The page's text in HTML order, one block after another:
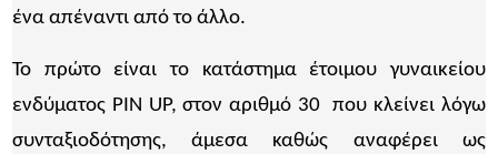
ένα απέναντι από το άλλο.
Το πρώτο είναι το κατάστημα έτοιμου γυναικείου
ενδύματος PIN UP, στον αριθμό 30 που κλείνει λόγω
συνταξιοδότησης, άμεσα καθώς αναφέρει ως